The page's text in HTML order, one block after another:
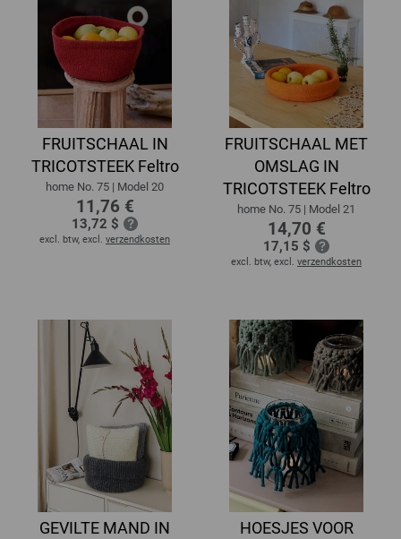
FRUITSCHAAL IN
TRICOTSTEEK Feltro
home No. 75 | Model 20
11,76 €
13,72 $
excl. btw, excl. verzendkosten
FRUITSCHAAL MET
OMSLAG IN
TRICOTSTEEK Feltro
home No. 75 | Model 21
14,70 €
17,15 $
excl. btw, excl. verzendkosten
GEVILTE MAND IN
HOESJES VOOR